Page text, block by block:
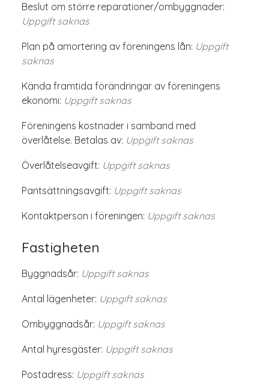
Beslut om större reparationer/ombyggnader:
Uppgift saknas
Plan på amortering av föreningens lån: Uppgift
saknas
Kända framtida förändringar av föreningens
ekonomi: Uppgift saknas
Föreningens kostnader i samband med
överlåtelse. Betalas av: Uppgift saknas
Överlåtelseavgift: Uppgift saknas
Pantsättningsavgift: Uppgift saknas
Kontaktperson i föreningen: Uppgift saknas
Fastigheten
Byggnadsår: Uppgift saknas
Antal lägenheter: Uppgift saknas
Ombyggnadsår: Uppgift saknas
Antal hyresgäster: Uppgift saknas
Postadress: Uppgift saknas